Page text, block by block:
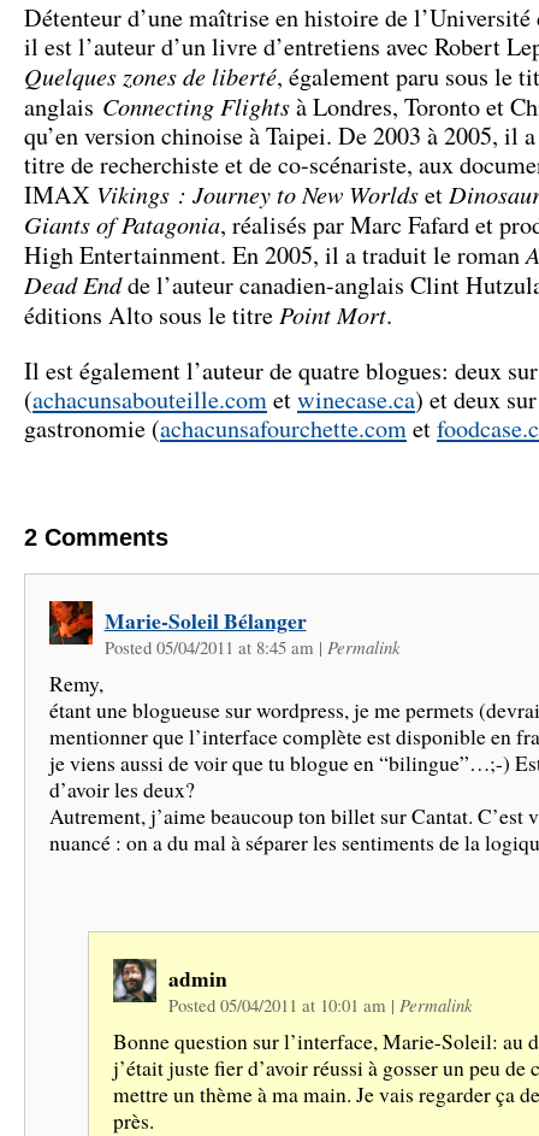
Détenteur d’une maîtrise en histoire de
il est l’auteur d’un livre d’entretiens avec Robert
Quelques zones de liberté, également paru sous le
anglais Connecting Flightsà Londres, Toronto et
qu’en version chinoise à Taipei. De 2003 à 2005, il
titre de recherchiste et de co-scénariste, aux
IMAX Vikings : Journey to New Worldset
Giants of Patagonia, réalisés par Marc Fafard et
High Entertainment. En 2005, il a traduit le roman
Dead Endde l’auteur canadien-anglais Clint
éditions Alto sous le titre Point Mort.
Il est également l’auteur de quatre blogues: deux
(achacunsabouteille.cometwinecase.ca) et deux
gastronomie (achacunsafourchette.comet
2 Comments
Marie-Soleil Bélanger
Posted 05/04/2011 at 8:45 am | Permalink
Remy,
étant une blogueuse sur wordpress, je me permets
mentionner que l’interface complète est disponible en
je viens aussi de voir que tu blogue en “bilingue”…;-)
d’avoir les deux?
Autrement, j’aime beaucoup ton billet sur Cantat. C’est
nuancé : on a du mal à séparer les sentiments de la
admin
Posted 05/04/2011 at 10:01 am | Permalink
Bonne question sur l’interface, Marie-Soleil: au
j’était juste fier d’avoir réussi à gosser un peu de
mettre un thème à ma main. Je vais regarder ça
près.